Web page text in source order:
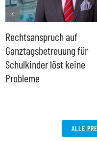
Rechtsanspruch auf
Ganztagsbetreuung für
Schulkinder löst keine
Probleme
ALLE